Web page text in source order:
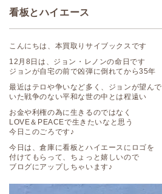
看板とハイエース
こんにちは、本買取りサイブックスです
12月8日は、ジョン・レノンの命日です
ジョンが自宅の前で凶弾に倒れてから35年
最近はテロや争いなど多く、ジョンが望んで
いた戦争のない平和な世の中とは程遠い
お金や利権の為に生きるのではなく
LOVE＆PEACEで生きたいなと思う
今日このごろです♪
今日は、倉庫に看板とハイエースにロゴを
付けてもらって、ちょっと嬉しいので
ブログにアップしちゃいます♪